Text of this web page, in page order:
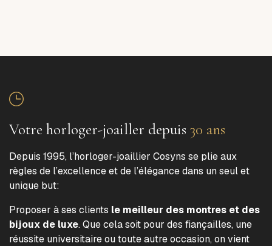
Votre horloger-joailler depuis 30 ans
Depuis 1995, l’horloger-joaillier Cosyns se plie aux
règles de l’excellence et de l’élégance dans un seul et
unique but:
Proposer à ses clients le meilleur des montres et des
bijoux de luxe. Que cela soit pour des fiançailles, une
réussite universitaire ou toute autre occasion, on vient